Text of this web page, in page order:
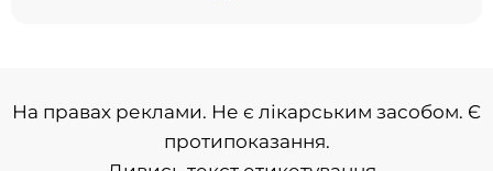
На правах реклами. Не є лікарським засобом. Є
протипоказання.